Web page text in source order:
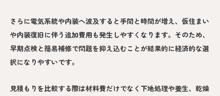
さらに電気系統や内装へ波及すると手間と時間が増え、仮住まい
や内装復旧に伴う追加費用も発生しやすくなります。そのため、
早期点検と簡易補修で問題を抑え込むことが結果的に経済的な選
択になりやすいです。
見積もりを比較する際は材料費だけでなく下地処理や養生、乾燥